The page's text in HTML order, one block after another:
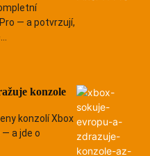
— a potvrzují,
konzole
konzolí Xbox
— a jde o